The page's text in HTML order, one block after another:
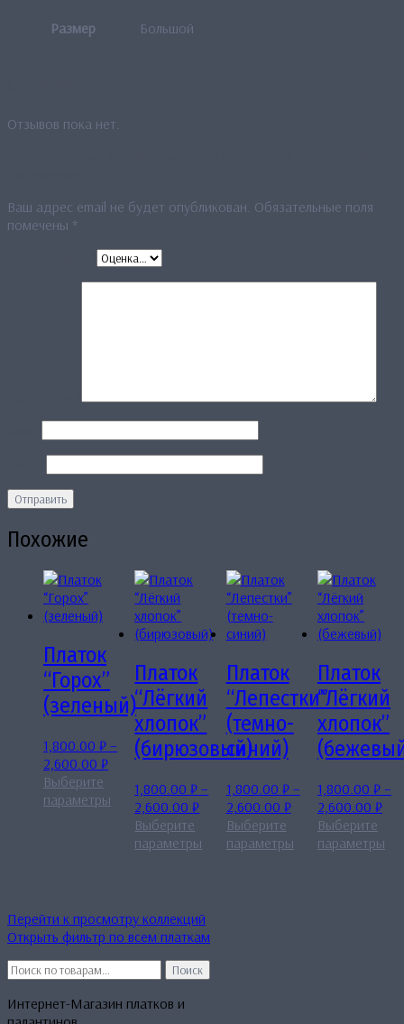
Размер Большой
Отзывов пока нет.
Ваш адрес email не будет опубликован. Обязательные поля
помечены *
Похожие
Платок
“Горох”
(зеленый)
1,800.00 ₽ –
2,600.00 ₽Диапазон
1,800.00 ₽
2,600.00 ₽
Выберите
параметры Этот
товар
имеет
несколько
выбрать
на
странице
товара.
Платок
“Лёгкий
хлопок”
(бирюзовый)
1,800.00₽ –
2,600.00₽Диапазон
1,800.00 ₽
Выберите
параметры Этот
вариаций.
Опции
можно
выбрать
на
Платок
“Лепестки”
(темно-
синий)
1,800.00 ₽ –
2,600.00 ₽Диапазон
1,800.00 ₽
Выберите
параметрыЭтот
Платок
“Лёгкий
хлопок”
1,800.00 ₽ –
2,600.00 ₽
Выберите
параметры
Перейти к просмотру коллекций
Открыть фильтр по всем платкам
Искать:
Поиск
Интернет-Магазин платков и